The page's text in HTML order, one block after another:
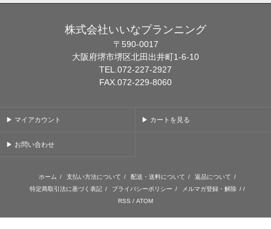
株式会社いいなプランニング
〒590-0017
大阪府堺市堺区北田出井町1-6-10
TEL.072-227-2927
FAX.072-229-8060
▶ マイアカウント ▶ カートを見る
▶ お問い合わせ
ホーム / 支払い方法について / 配送・送料について / 返品について /
特定商取引法に基づく表記 / プライバシーポリシー / メルマガ登録・解除 / /
RSS / ATOM